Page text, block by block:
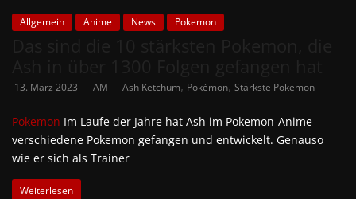
Allgemein Anime News Pokemon
13. März 2023 AM Ash Ketchum, Pokémon, Stärkste Pokemon
Pokemon Im Laufe der Jahre hat Ash im Pokemon-Anime
verschiedene Pokemon gefangen und entwickelt. Genauso
wie er sich als Trainer
Weiterlesen